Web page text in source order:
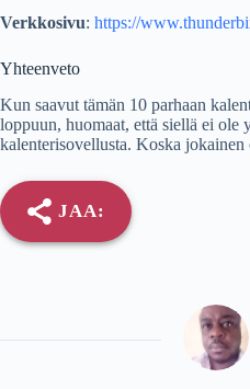
Verkkosivu: https://
Yhteenveto
Kun saavut tämän 10 parhaan
loppuun, huomaat, että siellä ei ole
kalenterisovellusta. Koska
JAA: